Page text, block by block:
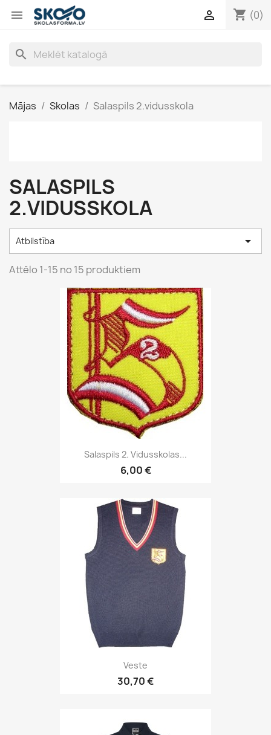
 shopping_cart (0)

search
Mājas Skolas Salaspils 2.vidusskola
SALASPILS
2.VIDUSSKOLA
Atbilstība 
Attēlo 1-15 no 15 produktiem
Salaspils 2. Vidusskolas...
6,00 €
Veste
30,70 €